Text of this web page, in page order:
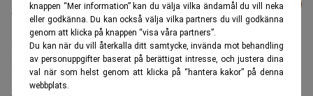
knappen “Mer information” kan du välja vilka ändamål du vill neka
eller godkänna. Du kan också välja vilka partners du vill godkänna
genom att klicka på knappen “visa våra partners”.
Du kan när du vill återkalla ditt samtycke, invända mot behandling
av personuppgifter baserat på berättigat intresse, och justera dina
val när som helst genom att klicka på “hantera kakor” på denna
webbplats.
är kostnadsfritt:
Prenumerera
Paypal